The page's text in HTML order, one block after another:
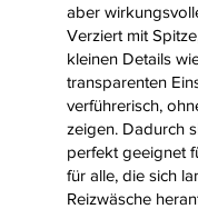
aber
Verziert mit
kleinen Details
transparenten
verführerisch,
zeigen. Dadurch
perfekt geeignet
für alle, die sich
Reizwäsche